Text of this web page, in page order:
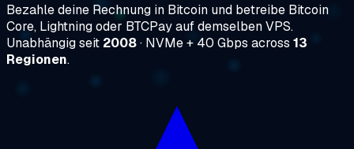
Bezahle deine Rechnung in Bitcoin und betreibe Bitcoin
Core, Lightning oder BTCPay auf demselben VPS.
Unabhängig seit 2008· NVMe + 40 Gbps across 13
Regionen.